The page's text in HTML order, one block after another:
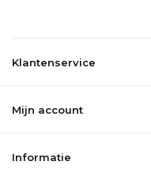
Klantenservice
Mijn account
Informatie